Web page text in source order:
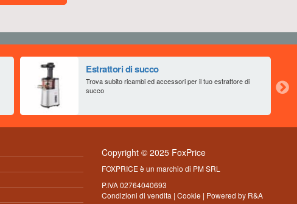
Estrattori di succo
Trova subito ricambi ed accessori per il tuo estrattore di
succo
Copyright © 2025 FoxPrice
FOXPRICE è un marchio di PM SRL
P.IVA 02764040693
Condizioni di vendita | Cookie | Powered by R&A